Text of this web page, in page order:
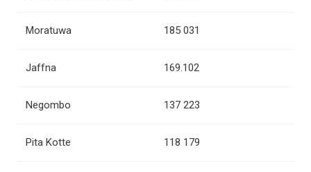
Moratuwa 185 031
Jaffna 169.102
Negombo 137 223
Pita Kotte 118 179